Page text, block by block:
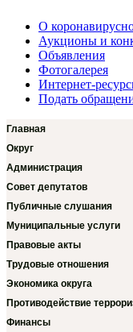
О
Аукционы и
Объявления
Фотогалерея
Интернет-
Подать
Главная
Округ
Администрация
Совет депутатов
Публичные слушания
Муниципальные услуги
Правовые акты
Трудовые отношения
Экономика округа
Противодействие
Финансы